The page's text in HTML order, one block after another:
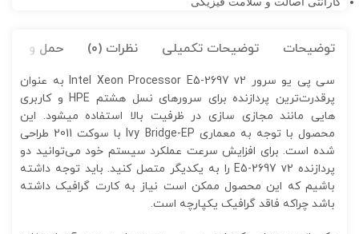
توضیحات توضیحات تکمیلی نظرات (0) حمل و نقل
سی پی یو سرور Intel Xeon Processor E5-2697 v2 به عنوان
پر‌قدرت‌ترین پردازنده برای سرور‌های نسل هشتم HPE و کاربری‌
هایی مانند مجازی سازی در ظرفیت بالا استفاده میشود. این
محصول با توجه به معماری Ivy Bridge-EP با سوکت 2011 طراحی
شده است. برای افزایش سرعت عملکرد سیستم خود می‌توانید دو
پردازنده E5-2697 v2 را به یکدیگر متصل کنید. باید توجه داشته
باشیم که این محصول ممکن است نیاز به کارت گرافیک داشته
باشد چراکه فاقد گرافیک یکپارچه است.